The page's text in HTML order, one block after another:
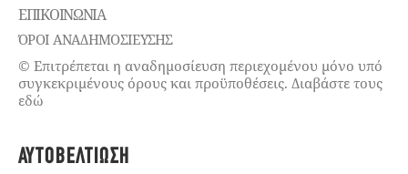
ΕΠΙΚΟΙΝΩΝΊΑ
ΌΡΟΙ ΑΝΑΔΗΜΟΣΙΕΥΣΗΣ
© Επιτρέπεται η αναδημοσίευση περιεχομένου μόνο υπό
συγκεκριμένους όρους και προϋποθέσεις. Διαβάστε τους
εδώ
ΑΥΤΟΒΕΛΤΊΩΣΗ